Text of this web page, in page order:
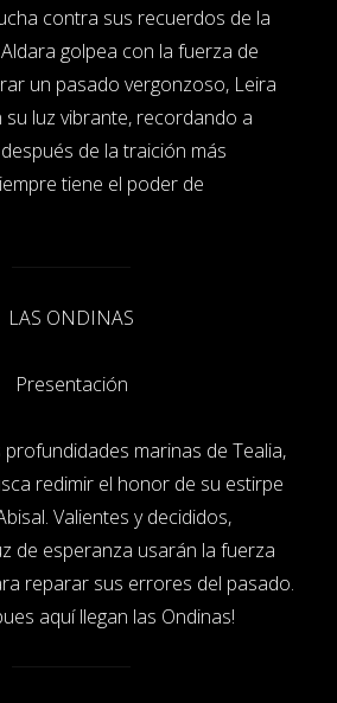
contra sus recuerdos de la
golpea con la fuerza de
un pasado vergonzoso, Leira
luz vibrante, recordando a
de la traición más
tiene el poder de
LAS ONDINAS
Presentación
profundidades marinas de Tealia,
redimir el honor de su estirpe
Valientes y decididos,
de esperanza usarán la fuerza
reparar sus errores del pasado.
aquí llegan las Ondinas!